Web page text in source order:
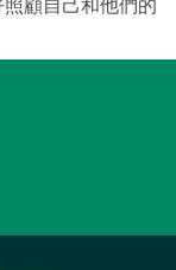
顧自己和他們的